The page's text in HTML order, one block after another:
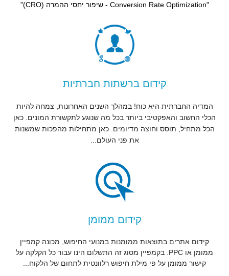
"Conversion Rate Optimization - שיפור יחסי ההמרה (CRO)"
קידום ברשתות חברתיות
המדיה החברתית היא כוח!במהלך השנים האחרונות, צמחה להיות
הכלי החשוב והאפקטיבי ביותר בכל מה שנוגע לתקשורת המונים. כאן
הכל מתחיל, תוסס וחוצה מדיומים. כאן מתחילות מהפכות שמשנות
את פני העולם...
קידום ממומן
קידום אתרים בתוצאות ממומנות במנועי החיפוש, מכונה קמפיין
ממומן או PPC. בקמפיין מסוג זה התשלום הינו עבור כל הקלקה על
קישור ממומן על פי מילת חיפוש רלוונטית לתחום של הלקוח...